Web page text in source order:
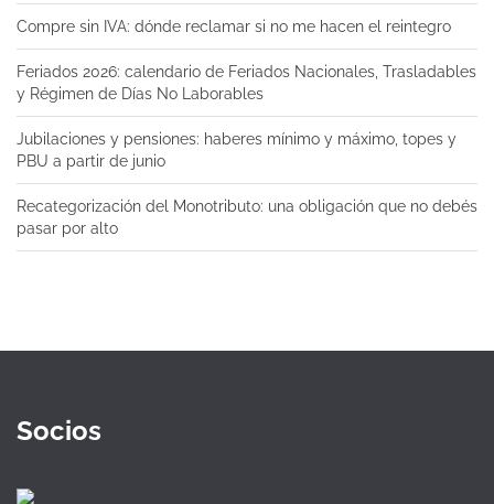
Compre sin IVA: dónde reclamar si no me hacen el reintegro
Feriados 2026: calendario de Feriados Nacionales, Trasladables
y Régimen de Días No Laborables
Jubilaciones y pensiones: haberes mínimo y máximo, topes y
PBU a partir de junio
Recategorización del Monotributo: una obligación que no debés
pasar por alto
Socios